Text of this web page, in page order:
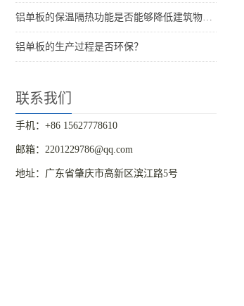
铝单板的保温隔热功能是否能够降低建筑物的能耗？
铝单板的生产过程是否环保？
联系我们
手机：+86 15627778610
邮箱：2201229786@qq.com
地址：广东省肇庆市高新区滨江路5号